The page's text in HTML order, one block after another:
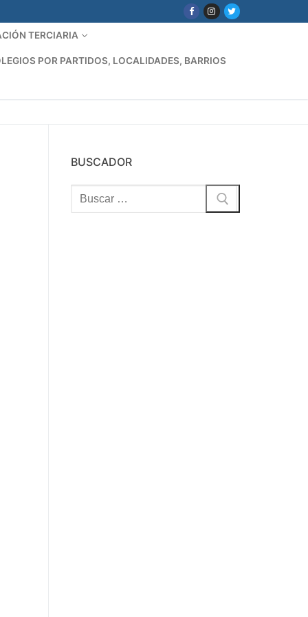
TERCIARIA
POR PARTIDOS, LOCALIDADES, BARRIOS
BUSCADOR
Buscar: